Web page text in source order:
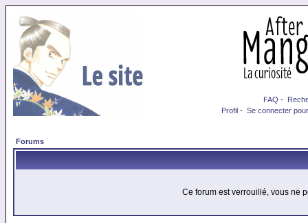
FAQ -
Profil - Se connecter
Forums
Ce forum est verrouillé, vous ne